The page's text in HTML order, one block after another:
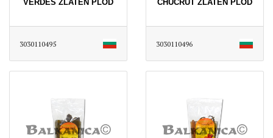
VERDES ZLATEN PLOD
3030110495
CHUCRUT ZLATEN PLOD
3030110496